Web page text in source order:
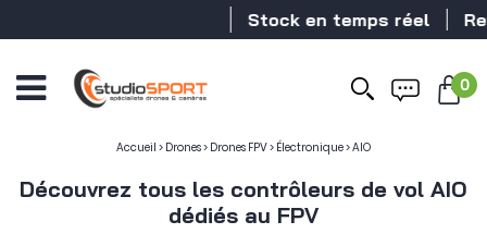
Stock en temps réel
0
Accueil > Drones> Drones FPV> Électronique>AIO
Découvrez tous les contrôleurs de vol AIO
dédiés au FPV